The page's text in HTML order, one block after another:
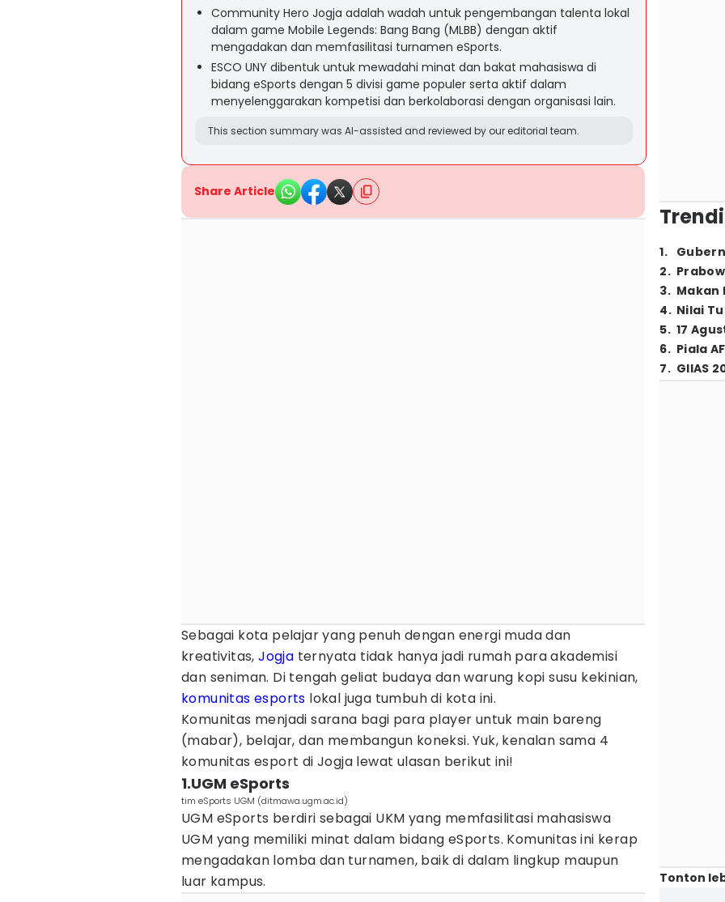
Community Hero Jogja adalah wadah untuk pengembangan talenta lokal
dalam game Mobile Legends: Bang Bang (MLBB) dengan aktif
mengadakan dan memfasilitasi turnamen eSports.
ESCO UNY dibentuk untuk mewadahi minat dan bakat mahasiswa di
bidang eSports dengan 5 divisi game populer serta aktif dalam
menyelenggarakan kompetisi dan berkolaborasi dengan organisasi lain.
This section summary was AI-assisted and reviewed by our editorial team.
Share Article
Sebagai kota pelajar yang penuh dengan energi muda dan
kreativitas,Jogja ternyata tidak hanya jadi rumah para akademisi
dan seniman. Di tengah geliat budaya dan warung kopi susu kekinian,
komunitas esports lokal juga tumbuh di kota ini.
Komunitas menjadi sarana bagi para player untuk main bareng
(mabar), belajar, dan membangun koneksi. Yuk, kenalan sama 4
komunitas esport di Jogja lewat ulasan berikut ini!
1.UGM eSports
tim eSports UGM (ditmawa.ugm.ac.id)
UGM eSports berdiri sebagai UKM yang memfasilitasi mahasiswa
UGM yang memiliki minat dalam bidang eSports. Komunitas ini kerap
mengadakan lomba dan turnamen, baik di dalam lingkup maupun
luar kampus.
1.
2.
3. Makan
4. Nilai
5. 17
6. Piala
7. GIIAS
Tonton